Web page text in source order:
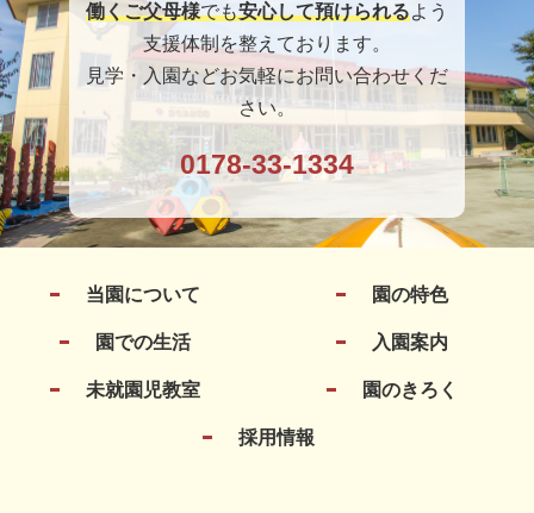
働くご父母様でも安心して預けられるよう
支援体制を整えております。
見学・入園などお気軽にお問い合わせくだ
さい。
0178-33-1334
当園について 園の特色
園での生活 入園案内
未就園児教室 園のきろく
採用情報